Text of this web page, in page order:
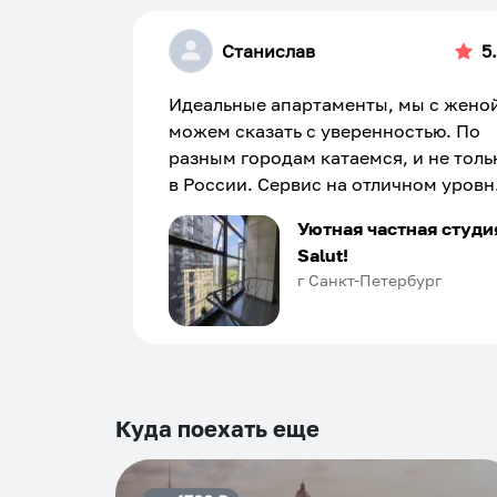
Станислав
Идеальные апартаменты, мы с
можем сказать с уверенностью. По
разным городам катаемся, и не
в России. Сервис на отличном
Хозяин апартаментов доброй души
человек, всегда можно
подскажет что как и почему.
Рекомендуем на 100% и вам, и
и сами будем приезжать еще...
Уютная частная
Salut!
г Санкт-Петербург
Куда поехать еще